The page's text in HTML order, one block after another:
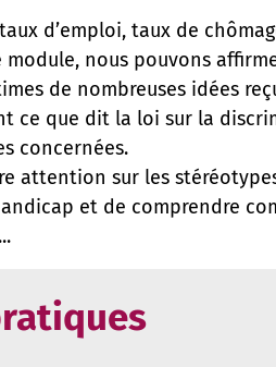
d’emploi, taux de
nous pouvons
de nombreuses idées
ce que dit la loi sur la
concernées.
attention sur les
et de comprendre